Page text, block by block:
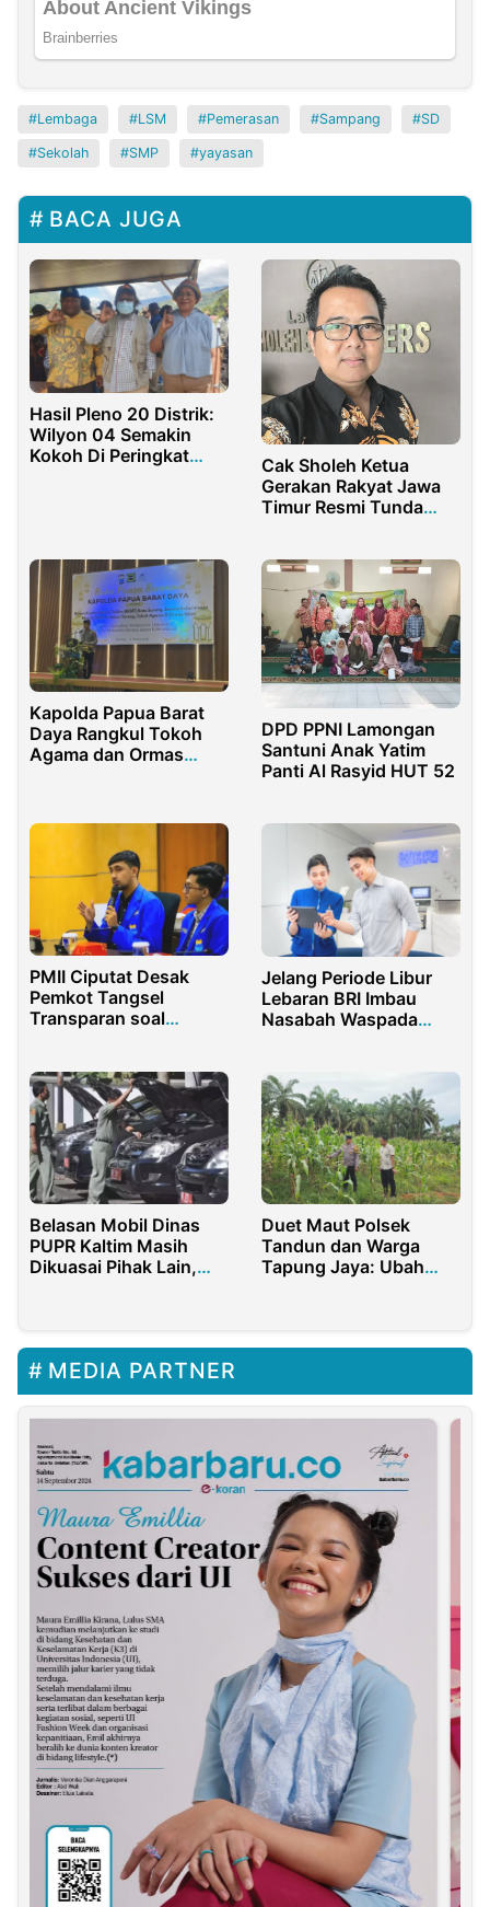
Lembaga LSM Pemerasan Sampang SD
Sekolah SMP yayasan
BACA JUGA
Hasil Pleno 20 Distrik:
Wilyon 04 Semakin
Kokoh Di Peringkat
Cak Sholeh Ketua
Gerakan Rakyat Jawa
Timur Resmi Tunda
Kapolda Papua Barat
Daya Rangkul Tokoh
Agama dan Ormas
DPD PPNI Lamongan
Santuni Anak Yatim
Panti Al Rasyid HUT 52
PMII Ciputat Desak
Pemkot Tangsel
Transparan soal
Jelang Periode Libur
Lebaran BRI Imbau
Nasabah Waspada
Belasan Mobil Dinas
PUPR Kaltim Masih
Dikuasai Pihak Lain,
Duet Maut Polsek
Tandun dan Warga
Tapung Jaya: Ubah
MEDIA PARTNER